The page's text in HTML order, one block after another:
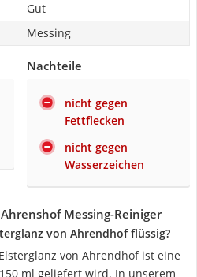
Gut
Messing
Nachteile
nicht gegen
Fettflecken
nicht gegen
Wasserzeichen
Messing-Reiniger
von Ahrendhof flüssig?
von Ahrendhof ist eine
ml geliefert wird. In unserem